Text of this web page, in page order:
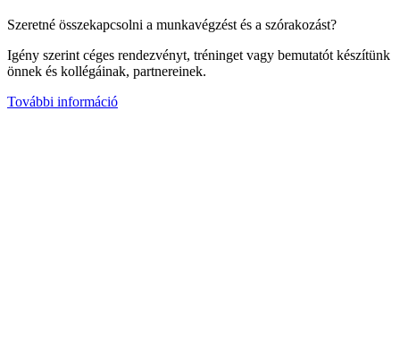
Szeretné összekapcsolni a munkavégzést és a szórakozást?
Igény szerint céges rendezvényt, tréninget vagy bemutatót készítünk
önnek és kollégáinak, partnereinek.
További információ